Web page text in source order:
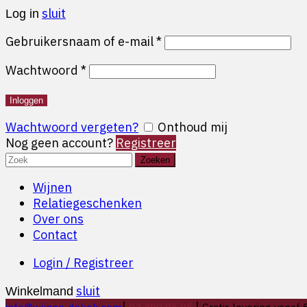
Log in sluit
Gebruikersnaam of e-mail*
Wachtwoord *
Inloggen
Wachtwoord vergeten?
Onthoud mij
Nog geen account? Registreer
Search
Zoeken
Wijnen
Relatiegeschenken
Over ons
Contact
Login / Registreer
Winkelmand sluit